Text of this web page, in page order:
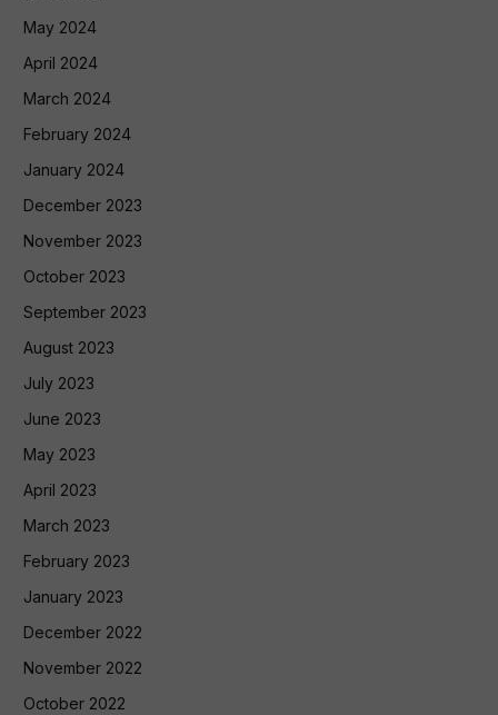
May 2024
April 2024
March 2024
February 2024
January 2024
December 2023
November 2023
October 2023
September 2023
August 2023
July 2023
June 2023
May 2023
April 2023
March 2023
February 2023
January 2023
December 2022
November 2022
October 2022